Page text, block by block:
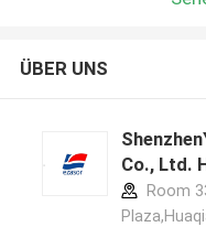
ÜBER UNS
Co., Ltd.
Room